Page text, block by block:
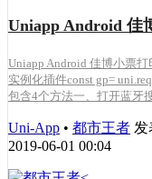
Uniapp Android 佳
Uniapp Android 佳博小票
实例化插件const gp=
包含4个方法一、打开蓝牙
Uni-App • 都市王者 发
2019-06-01 00:04